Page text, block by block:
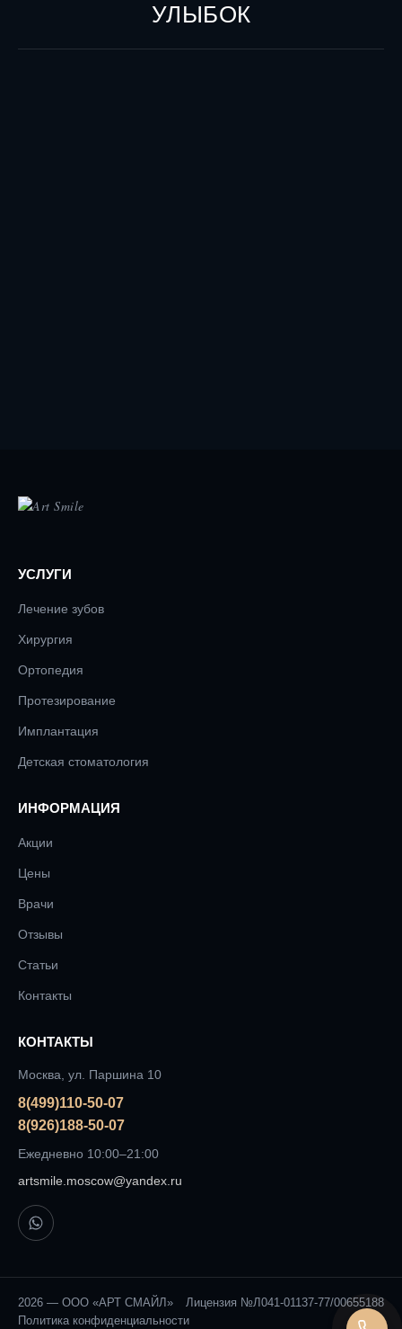
УЛЫБОК
УСЛУГИ
Лечение зубов
Хирургия
Ортопедия
Протезирование
Имплантация
Детская стоматология
ИНФОРМАЦИЯ
Акции
Цены
Врачи
Отзывы
Статьи
Контакты
КОНТАКТЫ
Москва, ул. Паршина 10
8(499)110-50-07
8(926)188-50-07
Ежедневно 10:00–21:00
artsmile.moscow@yandex.ru
2026 — ООО «АРТ СМАЙЛ»
Лицензия №Л041-01137-77/00655188
Политика конфиденциальности